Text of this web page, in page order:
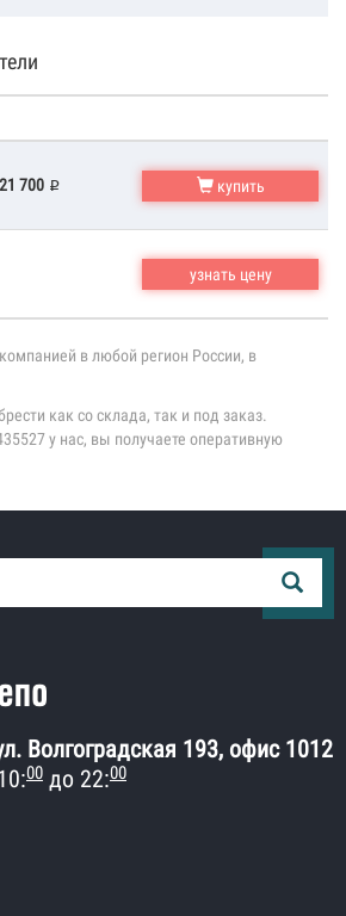
21 700 купить
узнать цену
в любой регион России, в
как со склада, так и под заказ.
у нас, вы получаете оперативную
Волгоградская 193, офис 1012
00 до 22:00